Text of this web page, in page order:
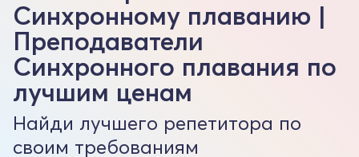
Синхронному плаванию |
Преподаватели
Синхронного плавания по
лучшим ценам
Найди лучшего репетитора по
своим требованиям